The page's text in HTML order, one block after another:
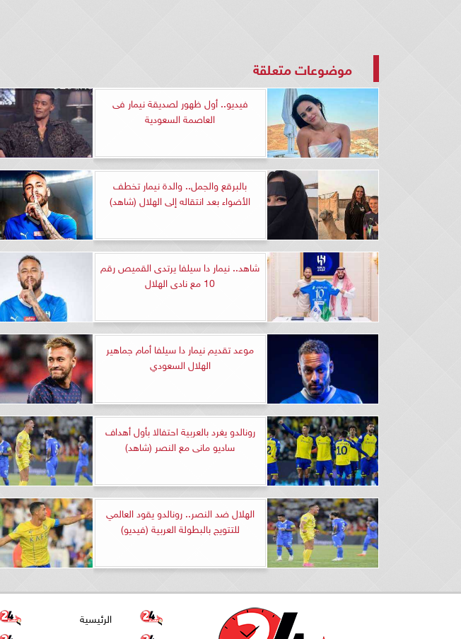
موضوعات متعلقة
فيديو.. أول ظهور لصديقة نيمار فى
العاصمة السعودية
بالبرقع والجمل.. والدة نيمار تخطف
الأضواء بعد انتقاله إلى الهلال (شاهد)
شاهد.. نيمار دا سيلفا يرتدى القميص رقم
10 مع نادى الهلال
موعد تقديم نيمار دا سيلفا أمام جماهير
الهلال السعودي
رونالدو يغرد بالعربية احتفالا بأول أهداف
ساديو مانى مع النصر (شاهد)
الهلال ضد النصر.. رونالدو يقود العالمي
للتتويج بالبطولة العربية (فيديو)
الرئيسية